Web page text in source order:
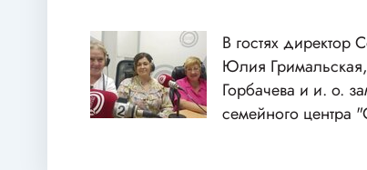
В гостях директор
Юлия
Горбачева и и. о.
семейного центра